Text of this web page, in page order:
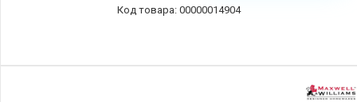
00000014904